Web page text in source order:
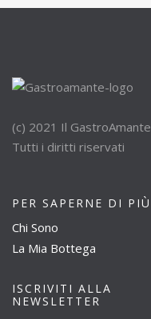
(c) 2021 Il GastroAmante
Tutti i diritti riservati
PER SAPERNE DI PIÙ
Chi Sono
La Mia Bottega
ISCRIVITI ALLA
NEWSLETTER